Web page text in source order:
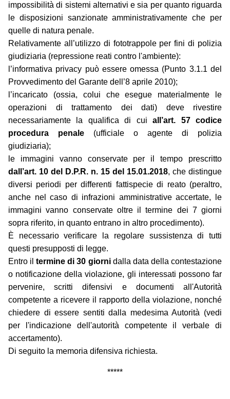
impossibilità di sistemi alternativi e sia per quanto riguarda
le disposizioni sanzionate amministrativamente che per
quelle di natura penale.
Relativamente all’utilizzo di fototrappole per fini di polizia
giudiziaria (repressione reati contro l'ambiente):
l’informativa privacy può essere omessa (Punto 3.1.1 del
Provvedimento del Garante dell’8 aprile 2010);
l’incaricato (ossia, colui che esegue materialmente le
operazioni di trattamento dei dati) deve rivestire
necessariamente la qualifica di cuiall’art. 57 codice
procedura penale (ufficiale o agente di polizia
giudiziaria);
le immagini vanno conservate per il tempo prescritto
dall’art. 10 del D.P.R. n. 15 del 15.01.2018, che distingue
diversi periodi per differenti fattispecie di reato (peraltro,
anche nel caso di infrazioni amministrative accertate, le
immagini vanno conservate oltre il termine dei 7 giorni
sopra riferito, in quanto entrano in altro procedimento).
È necessario verificare la regolare sussistenza di tutti
questi presupposti di legge.
Entro iltermine di 30 giornidalla data della contestazione
o notificazione della violazione, gli interessati possono far
pervenire, scritti difensivi e documenti all'Autorità
competente a ricevere il rapporto della violazione, nonché
chiedere di essere sentiti dalla medesima Autorità (vedi
per l'indicazione dell'autorità competente il verbale di
accertamento).
Di seguito la memoria difensiva richiesta.
*****